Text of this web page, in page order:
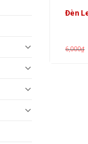
Đèn
6,000₫